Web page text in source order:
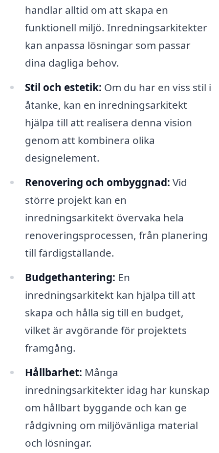
handlar alltid om att skapa en
funktionell miljö. Inredningsarkitekter
kan anpassa lösningar som passar
dina dagliga behov.
Stil och estetik: Om du har en viss stil i
åtanke, kan en inredningsarkitekt
hjälpa till att realisera denna vision
genom att kombinera olika
designelement.
Renovering och ombyggnad: Vid
större projekt kan en
inredningsarkitekt övervaka hela
renoveringsprocessen, från planering
till färdigställande.
Budgethantering: En
inredningsarkitekt kan hjälpa till att
skapa och hålla sig till en budget,
vilket är avgörande för projektets
framgång.
Hållbarhet: Många
inredningsarkitekter idag har kunskap
om hållbart byggande och kan ge
rådgivning om miljövänliga material
och lösningar.